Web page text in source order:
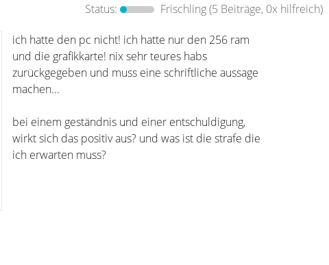
Status:
Frischling(5 Beiträge, 0x hilfreich)
ich hatte den pc nicht! ich hatte nur den 256 ram
und die grafikkarte! nix sehr teures habs
zurückgegeben und muss eine schriftliche aussage
machen...
bei einem geständnis und einer entschuldigung,
wirkt sich das positiv aus? und was ist die strafe die
ich erwarten muss?